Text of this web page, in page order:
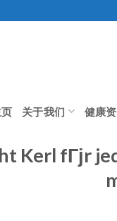
关于我们 健康
Kerl fГјr